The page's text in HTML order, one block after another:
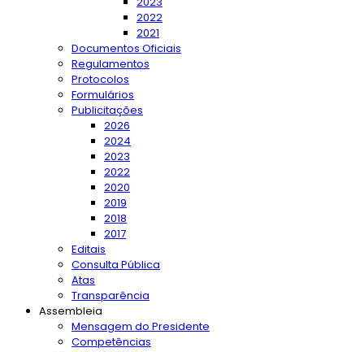
2022
2021
Documentos Oficiais
Regulamentos
Protocolos
Formulários
Publicitações
2026
2024
2023
2022
2020
2019
2018
2017
Editais
Consulta Pública
Atas
Transparência
Assembleia
Mensagem do Presidente
Competências